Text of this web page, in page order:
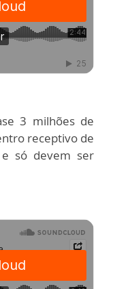
3 milhões de
receptivo de
e só devem ser